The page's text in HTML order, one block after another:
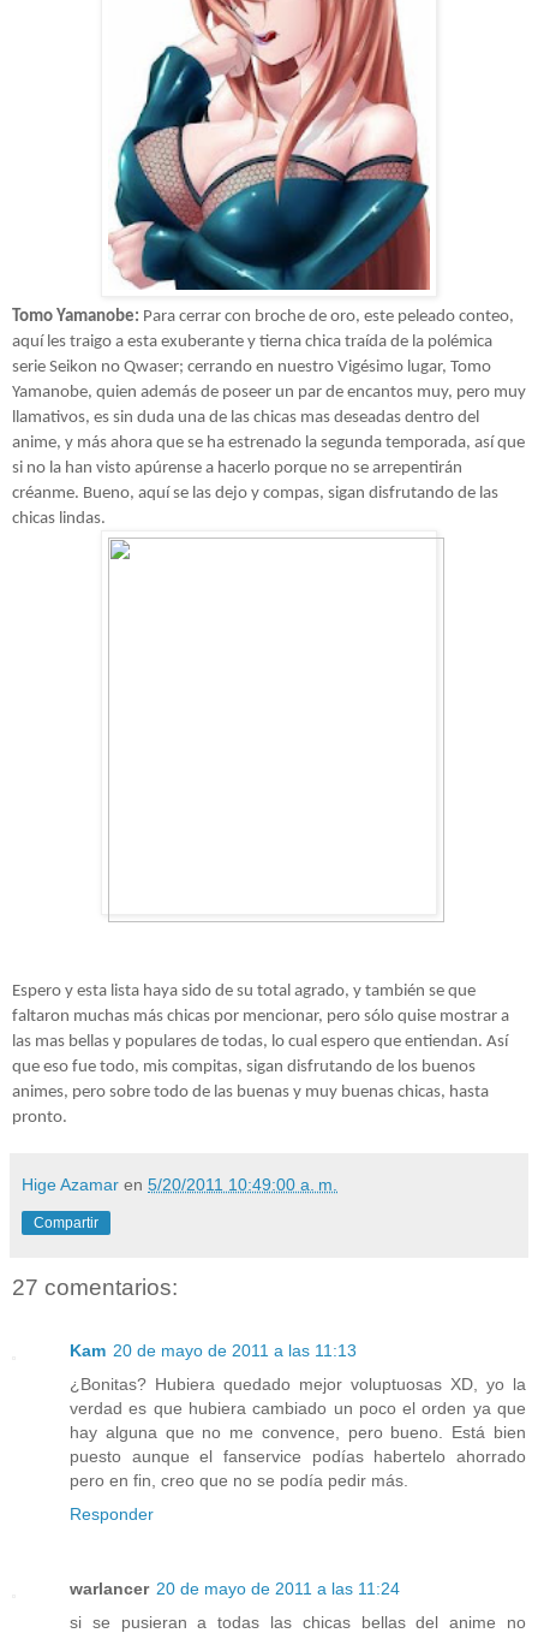
Tomo Yamanobe: Para cerrar con broche de oro, este peleado conteo,
aquí les traigo a esta exuberante y tierna chica traída de la polémica
serie Seikon no Qwaser; cerrando en nuestro Vigésimo lugar, Tomo
Yamanobe, quien además de poseer un par de encantos muy, pero muy
llamativos, es sin duda una de las chicas mas deseadas dentro del
anime, y más ahora que se ha estrenado la segunda temporada, así que
si no la han visto apúrense a hacerlo porque no se arrepentirán
créanme. Bueno, aquí se las dejo y compas, sigan disfrutando de las
chicas lindas.
Espero y esta lista haya sido de su total agrado, y también se que
faltaron muchas más chicas por mencionar, pero sólo quise mostrar a
las mas bellas y populares de todas, lo cual espero que entiendan. Así
que eso fue todo, mis compitas, sigan disfrutando de los buenos
animes, pero sobre todo de las buenas y muy buenas chicas, hasta
pronto.
Hige Azamar en 5/20/2011 10:49:00 a. m.
Compartir
27 comentarios:
Kam 20 de mayo de 2011 a las 11:13
¿Bonitas? Hubiera quedado mejor voluptuosas XD, yo la
verdad es que hubiera cambiado un poco el orden ya que
hay alguna que no me convence, pero bueno. Está bien
puesto aunque el fanservice podías habertelo ahorrado
pero en fin, creo que no se podía pedir más.
Responder
warlancer 20 de mayo de 2011 a las 11:24
si se pusieran a todas las chicas bellas del anime no